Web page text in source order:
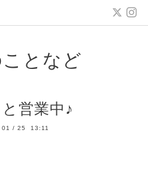
となど
営業中♪
01 /25 13:11